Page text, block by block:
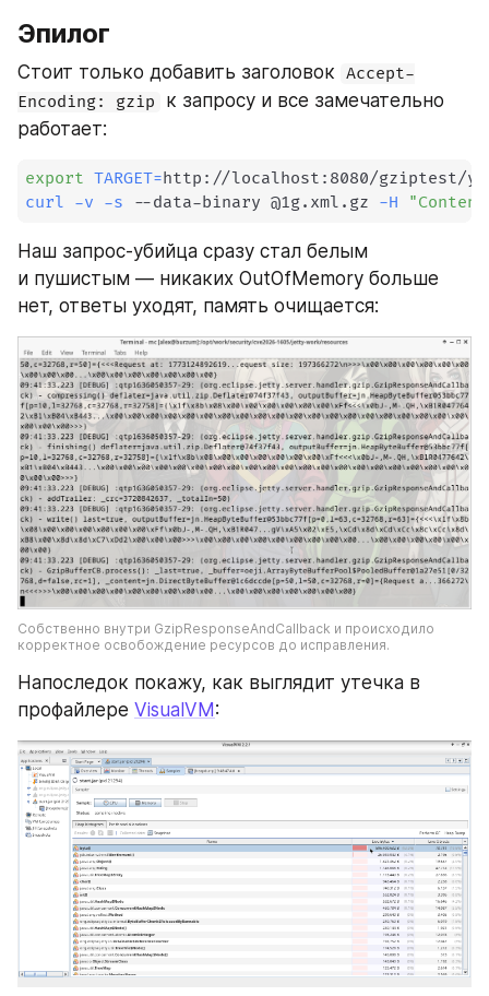
Эпилог
Стоит только добавить заголовок Accept-
Encoding: gzip
к запросу и все замечательно
работает:
export TARGET=
curl -v -s --data-binary @1g.xml.gz -H
Наш запрос-убийца сразу стал белым
и пушистым — никаких OutOfMemory больше
нет, ответы уходят, память очищается:
Собственно внутри GzipResponseAndCallback и происходило
корректное освобождение ресурсов до исправления.
Напоследок покажу, как выглядит утечка в
профайлере VisualVM: